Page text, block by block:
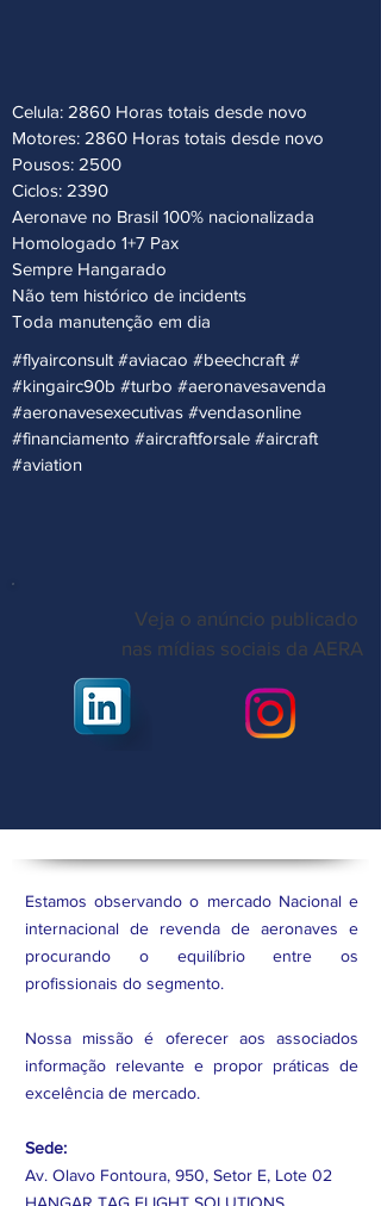
Celula: 2860 Horas totais desde novo
Motores: 2860 Horas totais desde novo
Pousos: 2500
Ciclos: 2390
Aeronave no Brasil 100% nacionalizada
Homologado 1+7 Pax
Sempre Hangarado
Não tem histórico de incidents
Toda manutenção em dia
#flyairconsult #aviacao #beechcraft #
#kingairc90b #turbo #aeronavesavenda
#aeronavesexecutivas #vendasonline
#financiamento #aircraftforsale #aircraft
#aviation
Veja o anúncio publicado
nas mídias sociais da AERA
Estamos observando o mercado Nacional e
internacional de revenda de aeronaves e
procurando o equilíbrio entre os
profissionais do segmento.
Nossa missão é oferecer aos associados
informação relevante e propor práticas de
excelência de mercado.
Sede:
Av. Olavo Fontoura, 950, Setor E, Lote 02